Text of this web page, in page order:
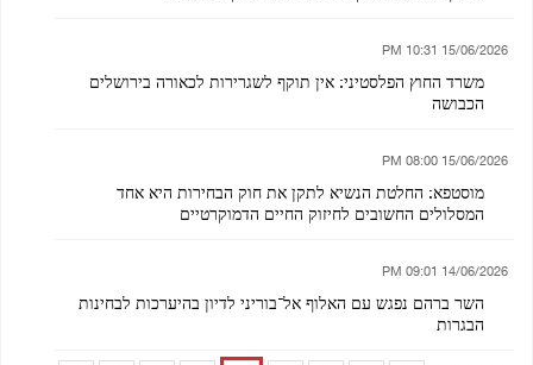
15/06/2026 10:31 PM
משרד החוץ הפלסטיני: אין תוקף לשגרירות לכאורה בירושלים
הכבושה
15/06/2026 08:00 PM
מוסטפא: החלטת הנשיא לתקן את חוק הבחירות היא אחד
המסלולים החשובים לחיזוק החיים הדמוקרטיים
14/06/2026 09:01 PM
השר ברהם נפגש עם האלוף אל־בוריני לדיון בהיערכות לבחינות
הבגרות